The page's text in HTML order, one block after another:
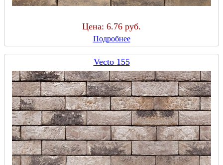
Цена: 6.76 руб.
Подробнее
Vecto 155